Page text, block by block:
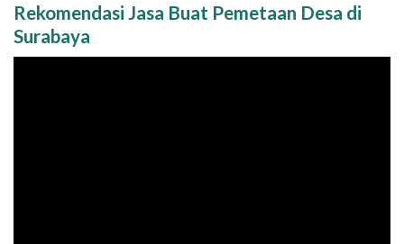
Rekomendasi Jasa Buat Pemetaan Desa di
Surabaya